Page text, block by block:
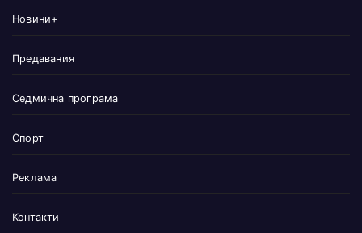
Новини+
Предавания
Седмична програма
Спорт
Реклама
Контакти